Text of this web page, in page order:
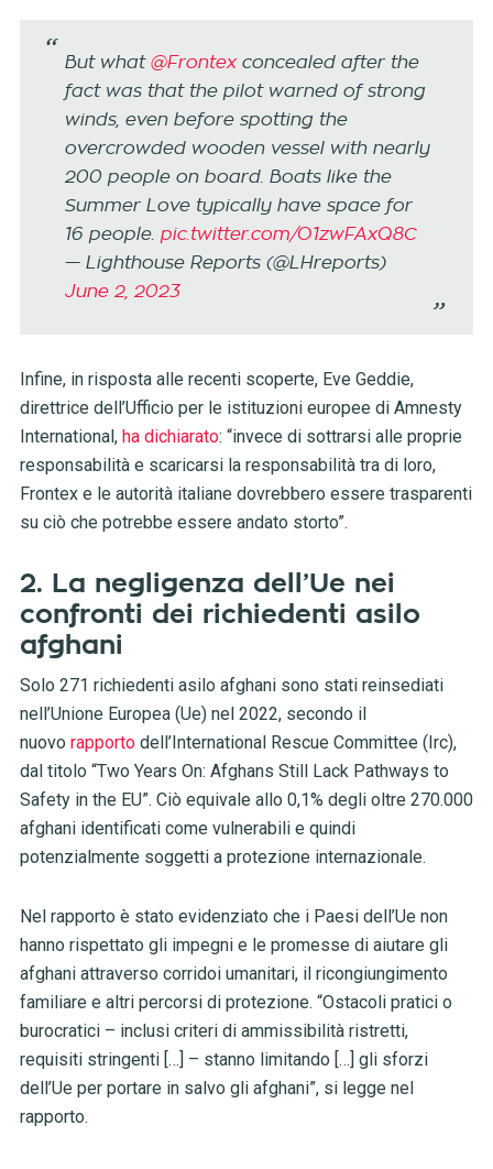
But what @Frontexconcealed after the
fact was that the pilot warned of strong
winds, even before spotting the
overcrowded wooden vessel with nearly
200 people on board. Boats like the
Summer Love typically have space for
16 people. pic.twitter.com/O1zwFAxQ8C
— Lighthouse Reports (@LHreports)
June 2, 2023
Infine, in risposta alle recenti scoperte, Eve Geddie,
direttrice dell’Ufficio per le istituzioni europee di Amnesty
International, ha dichiarato: “invece di sottrarsi alle proprie
responsabilità e scaricarsi la responsabilità tra di loro,
Frontex e le autorità italiane dovrebbero essere trasparenti
su ciò che potrebbe essere andato storto”.
2. La negligenza dell’Ue nei
confronti dei richiedenti asilo
afghani
Solo 271 richiedenti asilo afghani sono stati reinsediati
nell’Unione Europea (Ue) nel 2022, secondo il
nuovo rapportodell’International Rescue Committee (Irc),
dal titolo “Two Years On: Afghans Still Lack Pathways to
Safety in the EU”. Ciò equivale allo 0,1% degli oltre 270.000
afghani identificati come vulnerabili e quindi
potenzialmente soggetti a protezione internazionale.
Nel rapporto è stato evidenziato che i Paesi dell’Ue non
hanno rispettato gli impegni e le promesse di aiutare gli
afghani attraverso corridoi umanitari, il ricongiungimento
familiare e altri percorsi di protezione. “Ostacoli pratici o
burocratici – inclusi criteri di ammissibilità ristretti,
requisiti stringenti […] – stanno limitando […] gli sforzi
dell’Ue per portare in salvo gli afghani”, si legge nel
rapporto.